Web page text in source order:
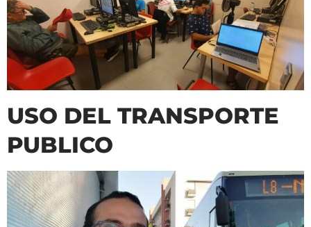
USO DEL TRANSPORTE
PUBLICO